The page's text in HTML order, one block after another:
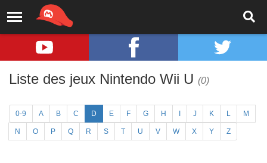
Liste des jeux Nintendo Wii U (0)
0-9 A B C D E F G H J K L M
N O P Q R S T U V W X Y Z